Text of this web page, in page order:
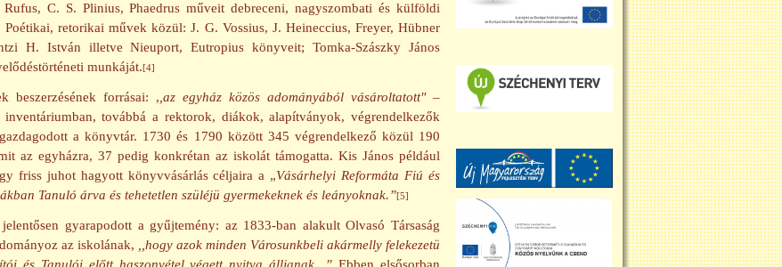
C. S. Plinius, Phaedrus műveit debreceni, nagyszombati és külföldi
Poétikai, retorikai művek közül: J. G. Vossius, J. Heineccius, Freyer, Hübner
H. István illetve Nieuport, Eutropius könyveit; Tomka-Szászky János
munkáját.[4]
beszerzésének forrásai: , ,az egyház közös adományából vásároltatott"–
inventáriumban, továbbá a rektorok, diákok, alapítványok, végrendelkezők
a könyvtár. 1730 és 1790 között 345 végrendelkező közül 190
az egyházra, 37 pedig konkrétan az iskolát támogatta. Kis János például
friss juhot hagyott könyvvásárlás céljaira a „Vásárhelyi Reformáta Fiú és
Tanuló árva és tehetetlen szüléjü gyermekeknek és leányoknak.”[5]
gyarapodott a gyűjtemény: az 1833-ban alakult Olvasó Társaság
az iskolának,
,,hogy azok minden Városunkbeli akármelly felekezetü